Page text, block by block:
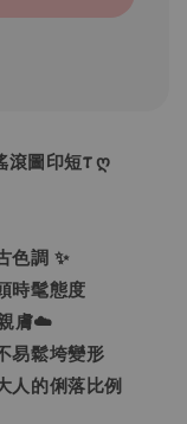
滾圖印短T ღ
色調 ✨
時髦態度
親膚☁️
易鬆垮變形
人的俐落比例